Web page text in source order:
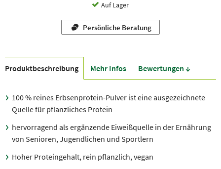
Auf Lager
Persönliche Beratung
Produkt­beschreibung Mehr Infos Bewer­tungen ↓
100 % reines Erbsenprotein-Pulver ist eine ausgezeichnete
Quelle für pflanzliches Protein
hervorragend als ergänzende Eiweißquelle in der Ernährung
von Senioren, Jugendlichen und Sportlern
Hoher Proteingehalt, rein pflanzlich, vegan